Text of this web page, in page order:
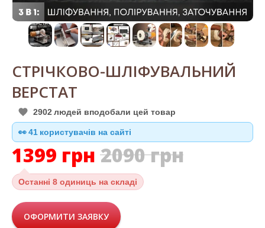
СТРІЧКОВО-ШЛІФУВАЛЬНИЙ
ВЕРСТАТ
2902 людей вподобали цей товар
👀41 користувачів на сайті
1399 грн 2090грн
Останні 8 одиниць на складі
ОФОРМИТИ ЗАЯВКУ